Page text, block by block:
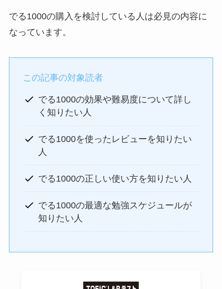
でる1000の購入を検討している人は必見の内容に
なっています。
この記事の対象読者
でる1000の効果や難易度について詳し
く知りたい人
でる1000を使ったレビューを知りたい
人
でる1000の正しい使い方を知りたい人
でる1000の最適な勉強スケジュールが
知りたい人